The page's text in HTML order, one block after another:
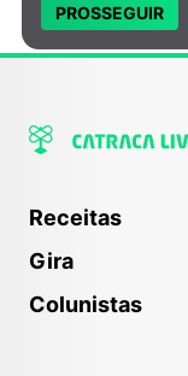
Receitas
Gira
Colunistas
PROSSEGUIR